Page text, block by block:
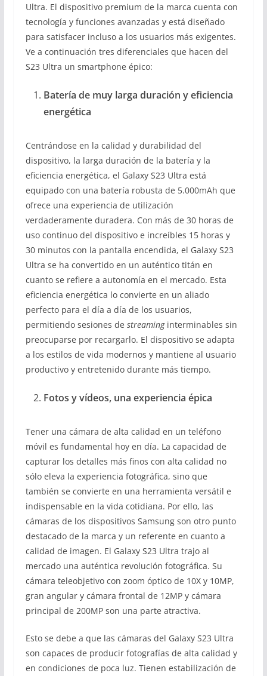
Ultra. El dispositivo premium de la marca cuenta con
tecnología y funciones avanzadas y está diseñado
para satisfacer incluso a los usuarios más exigentes.
Ve a continuación tres diferenciales que hacen del
S23 Ultra un smartphone épico:
Batería de muy larga duración y eficiencia
energética
Centrándose en la calidad y durabilidad del
dispositivo, la larga duración de la batería y la
eficiencia energética, el Galaxy S23 Ultra está
equipado con una batería robusta de 5.000mAh que
ofrece una experiencia de utilización
verdaderamente duradera. Con más de 30 horas de
uso continuo del dispositivo e increíbles 15 horas y
30 minutos con la pantalla encendida, el Galaxy S23
Ultra se ha convertido en un auténtico titán en
cuanto se refiere a autonomía en el mercado. Esta
eficiencia energética lo convierte en un aliado
perfecto para el día a día de los usuarios,
permitiendo sesiones de streaminginterminables sin
preocuparse por recargarlo. El dispositivo se adapta
a los estilos de vida modernos y mantiene al usuario
productivo y entretenido durante más tiempo.
Fotos y vídeos, una experiencia épica
Tener una cámara de alta calidad en un teléfono
móvil es fundamental hoy en día. La capacidad de
capturar los detalles más finos con alta calidad no
sólo eleva la experiencia fotográfica, sino que
también se convierte en una herramienta versátil e
indispensable en la vida cotidiana. Por ello, las
cámaras de los dispositivos Samsung son otro punto
destacado de la marca y un referente en cuanto a
calidad de imagen. El Galaxy S23 Ultra trajo al
mercado una auténtica revolución fotográfica. Su
cámara teleobjetivo con zoom óptico de 10X y 10MP,
gran angular y cámara frontal de 12MP y cámara
principal de 200MP son una parte atractiva.
Esto se debe a que las cámaras del Galaxy S23 Ultra
son capaces de producir fotografías de alta calidad y
en condiciones de poca luz. Tienen estabilización de